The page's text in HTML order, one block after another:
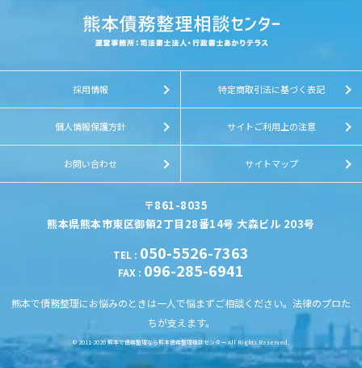
採用情報 特定商取引法に基づく表記
個人情報保護方針 サイトご利用上の注意
お問い合わせ サイトマップ
〒861-8035
熊本県熊本市東区御領2丁目28番14号 大森ビル 203号
TEL : 050-5526-7363
FAX : 096-285-6941
熊本で債務整理にお悩みのときは一人で悩まずご相談ください。法律のプロた
ちが支えます。
© 2011-2026熊本で債務整理なら熊本債務整理相談センター All Rights Reserved.